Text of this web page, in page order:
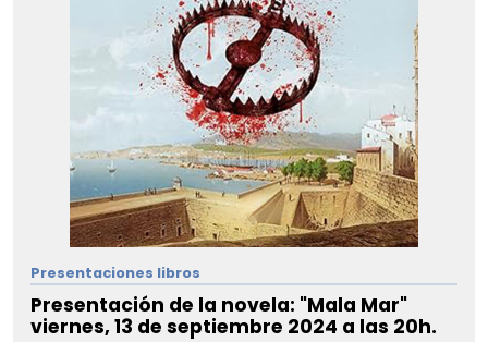
Presentaciones libros
Presentación de la novela: "Mala Mar"
viernes, 13 de septiembre 2024 a las 20h.